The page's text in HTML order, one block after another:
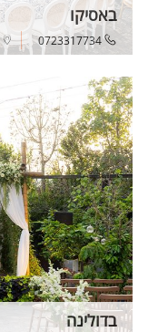
באסיקו
0723317734
בדולינה